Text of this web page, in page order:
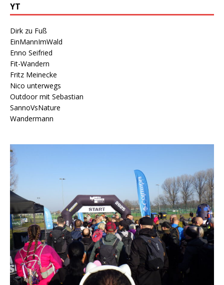
YT
Dirk zu Fuß
EinMannImWald
Enno Seifried
Fit-Wandern
Fritz Meinecke
Nico unterwegs
Outdoor mit Sebastian
SannoVsNature
Wandermann